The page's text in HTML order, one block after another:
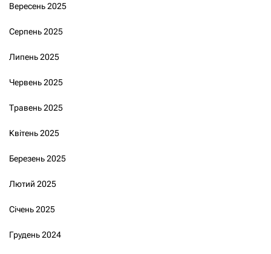
Вересень 2025
Серпень 2025
Липень 2025
Червень 2025
Травень 2025
Квітень 2025
Березень 2025
Лютий 2025
Січень 2025
Грудень 2024